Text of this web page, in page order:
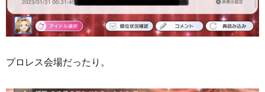
プロレス会場だったり。